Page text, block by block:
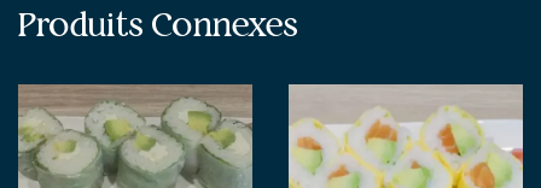
Produits Connexes